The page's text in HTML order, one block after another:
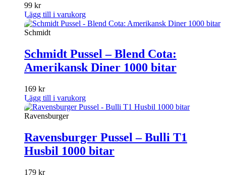
99 kr
Lägg till i varukorg
Schmidt
Schmidt Pussel – Blend Cota:
Amerikansk Diner 1000 bitar
169 kr
Lägg till i varukorg
Ravensburger
Ravensburger Pussel – Bulli T1
Husbil 1000 bitar
179 kr